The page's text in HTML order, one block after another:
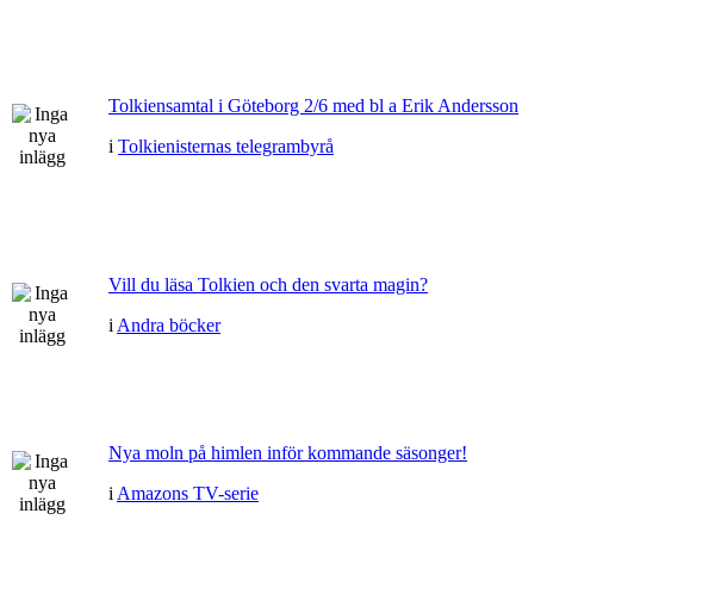
Tolkiensamtal i Göteborg 2/6 med bl a Erik Andersson
i Tolkienisternas telegrambyrå
Vill du läsa Tolkien och den svarta magin?
i Andra böcker
Nya moln på himlen inför kommande säsonger!
i Amazons TV-serie